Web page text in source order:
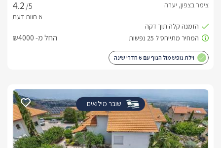
/5
צימר בצפון, יערה
החל מ- ₪4000
וילת נופש מול הנוף עם 6 חדרי שינה
שובר מילואים